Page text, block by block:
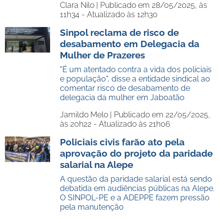
Clara Nilo | Publicado em 28/05/2025, às
11h34 - Atualizado às 12h30
Sinpol reclama de risco de
desabamento em Delegacia da
Mulher de Prazeres
"É um atentado contra a vida dos policiais
e população", disse a entidade sindical ao
comentar risco de desabamento de
delegacia da mulher em Jaboatão
Jamildo Melo | Publicado em 22/05/2025,
às 20h22 - Atualizado às 21h06
Policiais civis farão ato pela
aprovação do projeto da paridade
salarial na Alepe
A questão da paridade salarial está sendo
debatida em audiências públicas na Alepe.
O SINPOL-PE e a ADEPPE fazem pressão
pela manutenção